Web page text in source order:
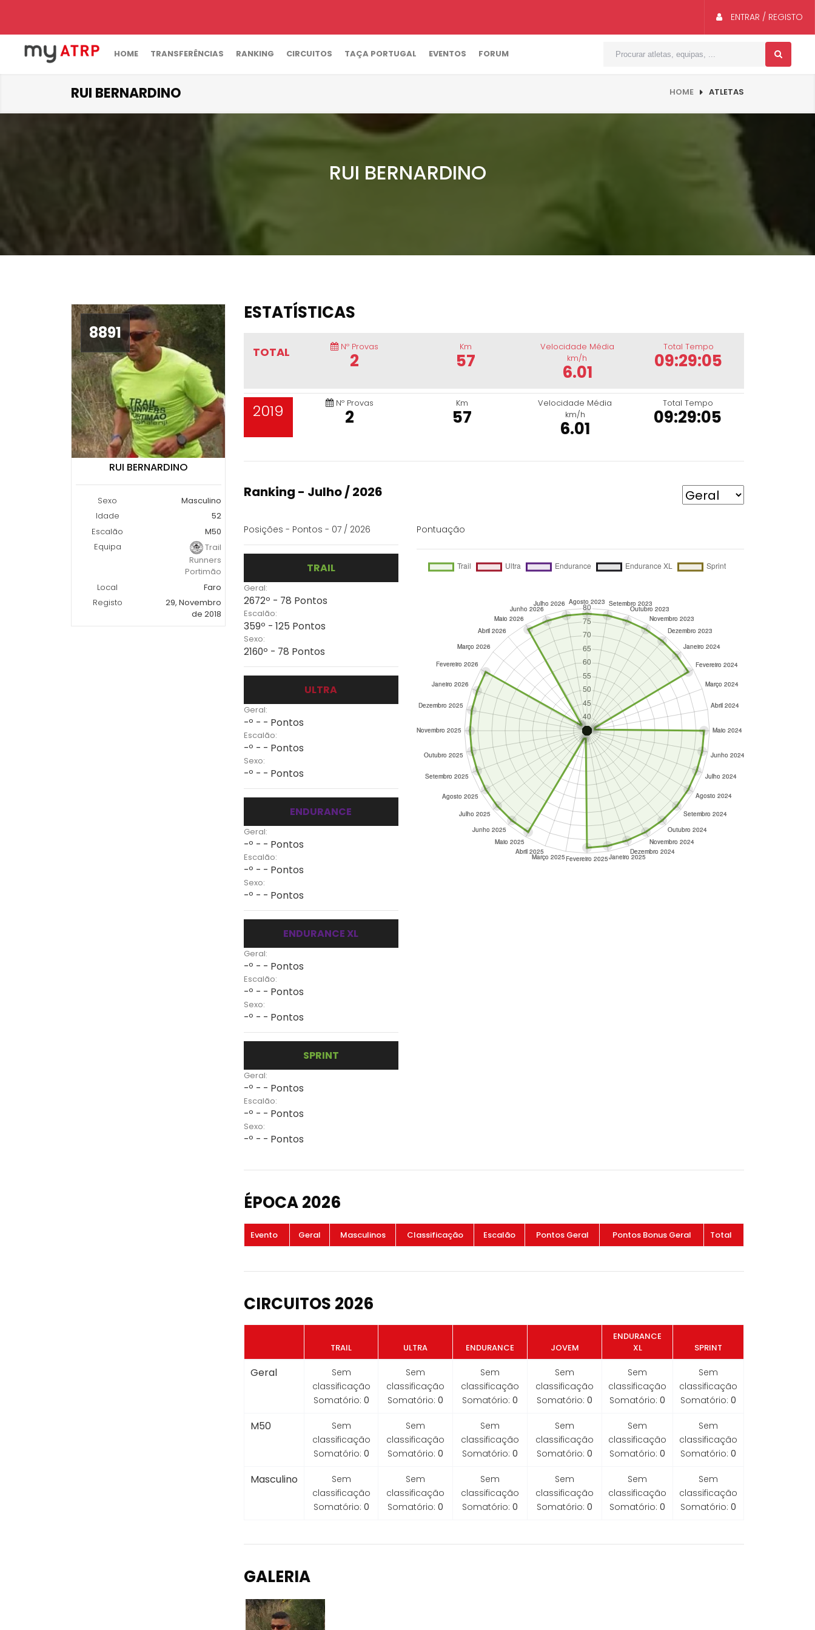
ENTRAR / REGISTO
HOME TRANSFERÊNCIAS RANKING CIRCUITOS TAÇA PORTUGAL EVENTOS FORUM
RUI BERNARDINO HOME ATLETAS
RUI BERNARDINO
8891
RUI BERNARDINO
Sexo
Masculino
Idade
52
Escalão
M50
Equipa
Trail
Runners
Portimão
Local
Faro
Registo
29, Novembro
de 2018
ESTATÍSTICAS
TOTAL Nº Provas
2
Km
57
Velocidade Média
km/h
6.01
Total Tempo
09:29:05
2019 Nº Provas
2
Km
57
Velocidade Média
km/h
6.01
Total Tempo
09:29:05
Ranking - Julho / 2026
Posições - Pontos - 07 / 2026
TRAIL
Geral:
2672º - 78 Pontos
Escalão:
359º - 125 Pontos
Sexo:
2160º - 78 Pontos
ULTRA
Geral:
-º - - Pontos
Escalão:
-º - - Pontos
Sexo:
-º - - Pontos
ENDURANCE
Geral:
-º - - Pontos
Escalão:
-º - - Pontos
Sexo:
-º - - Pontos
ENDURANCE XL
Geral:
-º - - Pontos
Escalão:
-º - - Pontos
Sexo:
-º - - Pontos
SPRINT
Geral:
-º - - Pontos
Escalão:
-º - - Pontos
Sexo:
-º - - Pontos
Pontuação
ÉPOCA 2026
Evento Geral Masculinos Classificação Escalão Pontos Geral Pontos Bonus Geral Total
CIRCUITOS 2026
TRAIL ULTRA ENDURANCE JOVEM
ENDURANCE
XL
SPRINT
Geral
Sem
classificação
Somatório: 0
Sem
classificação
Somatório: 0
Sem
classificação
Somatório: 0
Sem
classificação
Somatório: 0
Sem
classificação
Somatório: 0
Sem
classificação
Somatório: 0
M50
Sem
classificação
Somatório: 0
Sem
classificação
Somatório: 0
Sem
classificação
Somatório: 0
Sem
classificação
Somatório: 0
Sem
classificação
Somatório: 0
Sem
classificação
Somatório: 0
Masculino
Sem
classificação
Somatório: 0
Sem
classificação
Somatório: 0
Sem
classificação
Somatório: 0
Sem
classificação
Somatório: 0
Sem
classificação
Somatório: 0
Sem
classificação
Somatório: 0
GALERIA